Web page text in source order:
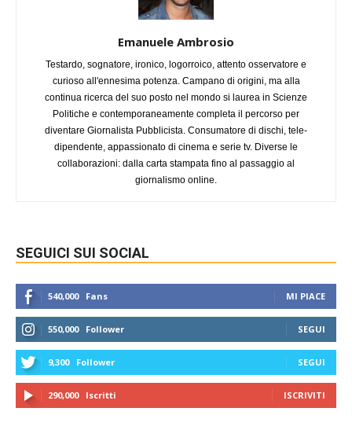
Emanuele Ambrosio
Testardo, sognatore, ironico, logorroico, attento osservatore e
curioso all'ennesima potenza. Campano di origini, ma alla
continua ricerca del suo posto nel mondo si laurea in Scienze
Politiche e contemporaneamente completa il percorso per
diventare Giornalista Pubblicista. Consumatore di dischi, tele-
dipendente, appassionato di cinema e serie tv. Diverse le
collaborazioni: dalla carta stampata fino al passaggio al
giornalismo online.
SEGUICI SUI SOCIAL
540,000 Fans MI PIACE
550,000 Follower SEGUI
9,300 Follower SEGUI
290,000 Iscritti ISCRIVITI